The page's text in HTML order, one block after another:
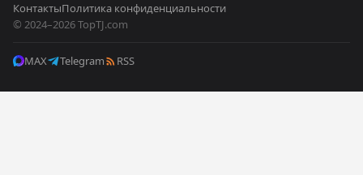
КонтактыПолитика конфиденциальности
© 2024–2026 TopTJ.com
MAX Telegram RSS